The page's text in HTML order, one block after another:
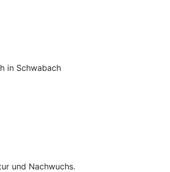
in Schwabach
und Nachwuchs.